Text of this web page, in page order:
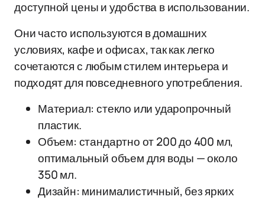
доступной цены и удобства в использовании.
Они часто используются в домашних
условиях, кафе и офисах, так как легко
сочетаются с любым стилем интерьера и
подходят для повседневного употребления.
Материал: стекло или ударопрочный
пластик.
Объем: стандартно от 200 до 400 мл,
оптимальный объем для воды — около
350 мл.
Дизайн: минималистичный, без ярких